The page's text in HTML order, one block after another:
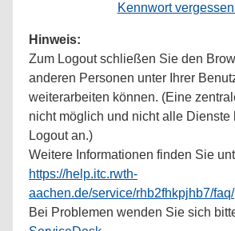
Kennwort
Hinweis:
Zum Logout schließen Sie den
anderen Personen unter Ihrer
weiterarbeiten können. (Eine
nicht möglich und nicht alle Dienste
Logout an.)
Weitere Informationen finden Sie
https://help.itc.rwth-
aachen.de/service/rhb2fhkpjhb7/faq/
Bei Problemen wenden Sie sich